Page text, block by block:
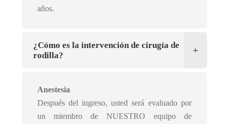
años.
¿Cómo es la intervención de cirugía de
rodilla?
Anestesia
Después del ingreso, usted será evaluado por
un miembro de NUESTRO equipo de